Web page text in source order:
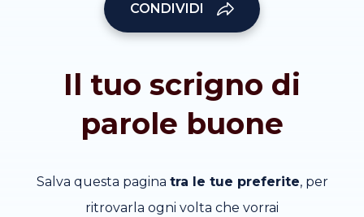
CONDIVIDI
Il tuo scrigno di
parole buone
Salva questa pagina tra le tue preferite, per
ritrovarla ogni volta che vorrai